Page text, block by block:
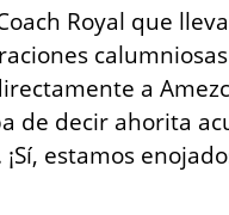
Royal que
a
de decir ahorita
estamos